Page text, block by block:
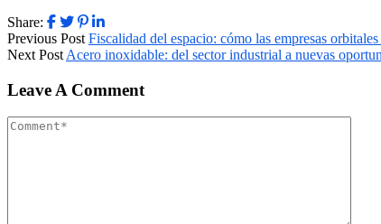
Share:
Previous Post Fiscalidad del espacio: cómo las empresas
Next Post Acero inoxidable: del sector industrial a nuevas
Leave A Comment